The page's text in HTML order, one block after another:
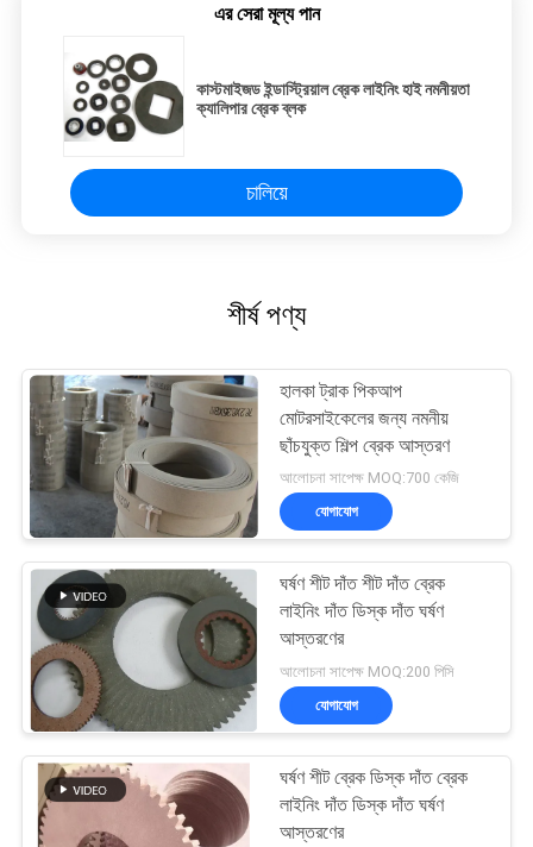
এর সেরা মূল্য পান
কাস্টমাইজড ইন্ডাস্ট্রিয়াল ব্রেক লাইনিং হাই নমনীয়তা
ক্যালিপার ব্রেক ব্লক
চালিয়ে
শীর্ষ পণ্য
হালকা ট্রাক পিকআপ
মোটরসাইকেলের জন্য নমনীয়
ছাঁচযুক্ত শিল্প ব্রেক আস্তরণ
আলোচনা সাপেক্ষ MOQ:700 কেজি
যোগাযোগ
ঘর্ষণ শীট দাঁত শীট দাঁত ব্রেক
লাইনিং দাঁত ডিস্ক দাঁত ঘর্ষণ
আস্তরণের
আলোচনা সাপেক্ষ MOQ:200 পিসি
যোগাযোগ
ঘর্ষণ শীট ব্রেক ডিস্ক দাঁত ব্রেক
লাইনিং দাঁত ডিস্ক দাঁত ঘর্ষণ
আস্তরণের